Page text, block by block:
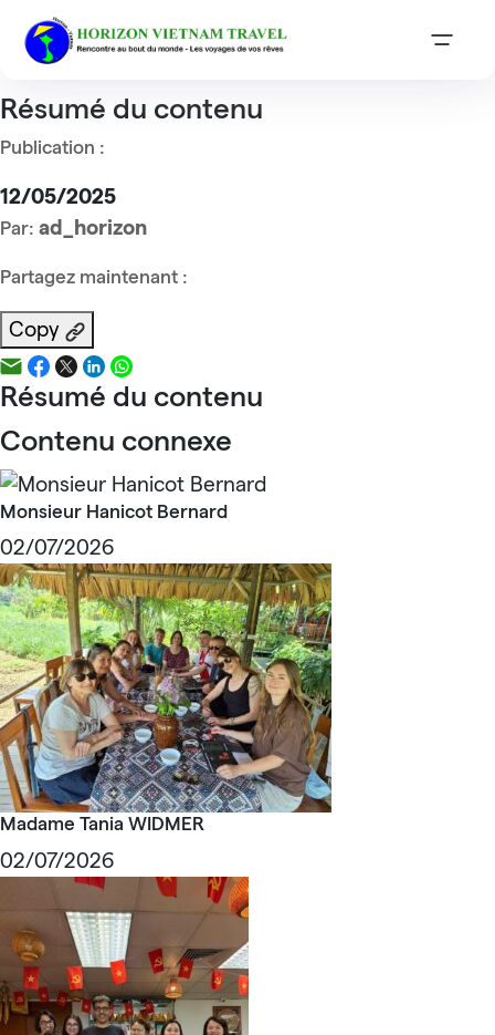
Accueil
Mme MARTIN Serge
Résumé du contenu
Publication :
12/05/2025
Par: ad_horizon
Partagez maintenant :
Copy
Résumé du contenu
Contenu connexe
Monsieur Hanicot Bernard
02/07/2026
Madame Tania WIDMER
02/07/2026